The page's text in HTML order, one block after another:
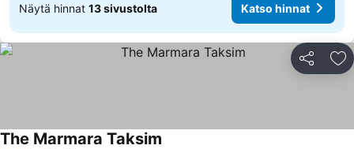
Näytä hinnat 13 sivustolta Katso hinnat
Jaa
The Marmara Taksim